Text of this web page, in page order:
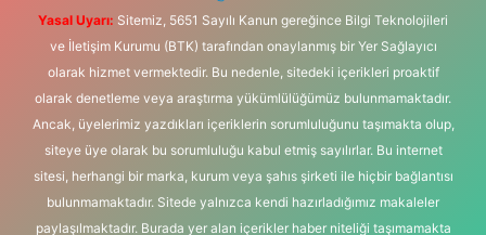
Yasal Uyarı: Sitemiz, 5651 Sayılı Kanun gereğince Bilgi Teknolojileri
ve İletişim Kurumu (BTK) tarafından onaylanmış bir Yer Sağlayıcı
olarak hizmet vermektedir. Bu nedenle, sitedeki içerikleri proaktif
olarak denetleme veya araştırma yükümlülüğümüz bulunmamaktadır.
Ancak, üyelerimiz yazdıkları içeriklerin sorumluluğunu taşımakta olup,
siteye üye olarak bu sorumluluğu kabul etmiş sayılırlar. Bu internet
sitesi, herhangi bir marka, kurum veya şahıs şirketi ile hiçbir bağlantısı
bulunmamaktadır. Sitede yalnızca kendi hazırladığımız makaleler
paylaşılmaktadır. Burada yer alan içerikler haber niteliği taşımamakta